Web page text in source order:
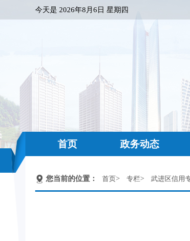
今天是 2026年8月6日 星期四
首页 政务动态
您当前的位置： 首页> 专栏> 武进区信用